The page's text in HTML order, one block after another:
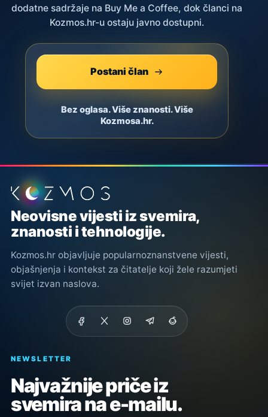
dodatne sadržaje na Buy Me a Coffee, dok članci na
Kozmos.hr-u ostaju javno dostupni.
Postani član
Bez oglasa. Više znanosti. Više
Kozmosa.hr.
Podnožje stranice
Neovisne vijesti iz svemira,
znanosti i tehnologije.
Kozmos.hr objavljuje popularnoznanstvene vijesti,
objašnjenja i kontekst za čitatelje koji žele razumjeti
svijet izvan naslova.
NEWSLETTER
Najvažnije priče iz
svemira na e-mailu.